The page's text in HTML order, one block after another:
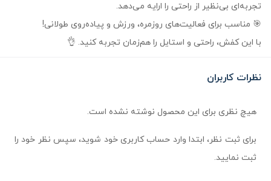
تجربه‌ای بی‌نظیر از راحتی را ارایه می‌دهد.
🎯 مناسب برای فعالیت‌های روزمره، ورزش و پیاده‌روی طولانی!
با این کفش، راحتی و استایل را هم‌زمان تجربه کنید. 👌
نظرات کاربران
هیچ نظری برای این محصول نوشته نشده است.
برای ثبت نظر، ابتدا وارد حساب کاربری خود شوید، سپس نظر خود را
ثبت نمایید.